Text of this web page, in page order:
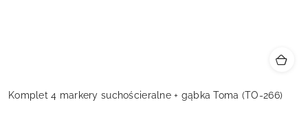
Komplet 4 markery suchościeralne + gąbka Toma (TO-266)